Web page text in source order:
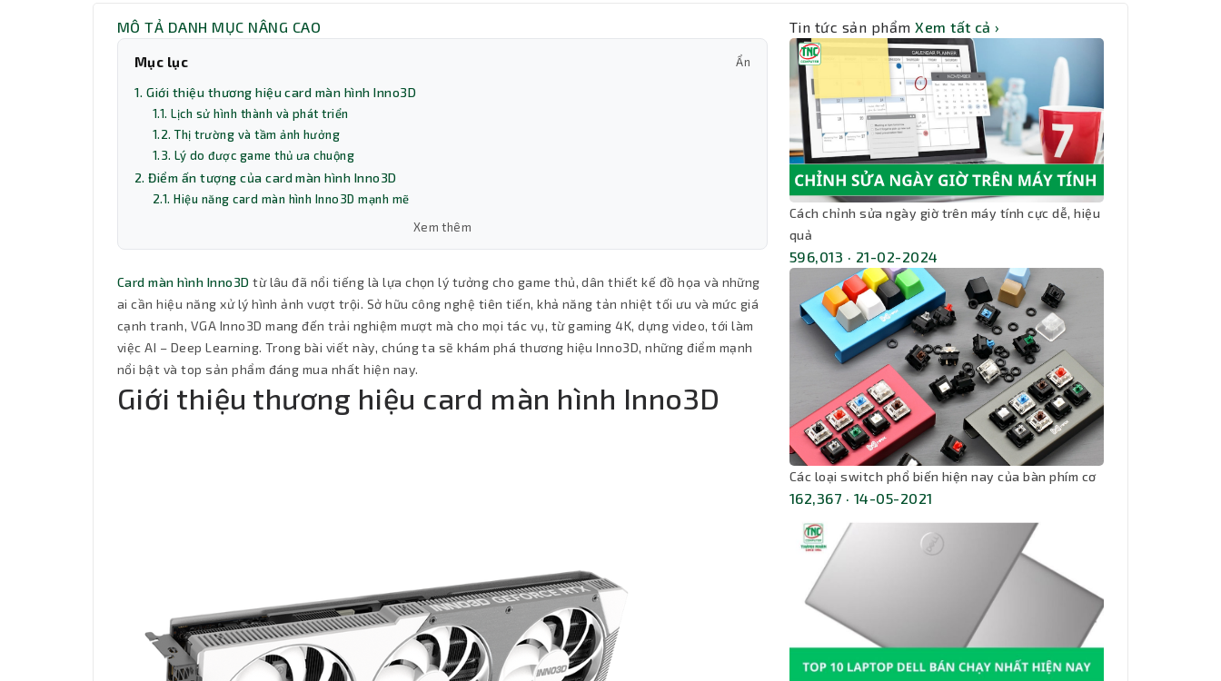
MÔ TẢ DANH MỤC NÂNG CAO
Mục lục Ẩn
1. Giới thiệu thương hiệu card màn hình Inno3D
1.1. Lịch sử hình thành và phát triển
1.2. Thị trường và tầm ảnh hưởng
1.3. Lý do được game thủ ưa chuộng
2. Điểm ấn tượng của card màn hình Inno3D
2.1. Hiệu năng card màn hình Inno3D mạnh mẽ
Xem thêm
Card màn hình Inno3D từ lâu đã nổi tiếng là lựa chọn lý tưởng cho game thủ, dân thiết kế đồ họa và những
ai cần hiệu năng xử lý hình ảnh vượt trội. Sở hữu công nghệ tiên tiến, khả năng tản nhiệt tối ưu và mức giá
cạnh tranh, VGA Inno3D mang đến trải nghiệm mượt mà cho mọi tác vụ, từ gaming 4K, dựng video, tới làm
việc AI – Deep Learning. Trong bài viết này, chúng ta sẽ khám phá thương hiệu Inno3D, những điểm mạnh
nổi bật và top sản phẩm đáng mua nhất hiện nay.
Giới thiệu thương hiệu card màn hình Inno3D
Tin tức sản phẩm Xem tất cả ›
Cách chỉnh sửa ngày giờ trên máy tính cực dễ, hiệu
quả
596,013 · 21-02-2024
Các loại switch phổ biến hiện nay của bàn phím cơ
162,367 · 14-05-2021